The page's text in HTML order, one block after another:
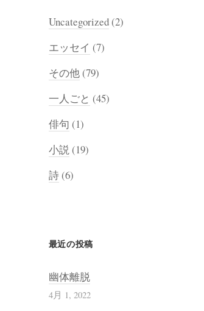
Uncategorized(2)
エッセイ (7)
その他(79)
一人ごと (45)
俳句 (1)
小説(19)
詩(6)
最近の投稿
幽体離脱
4月 1, 2022